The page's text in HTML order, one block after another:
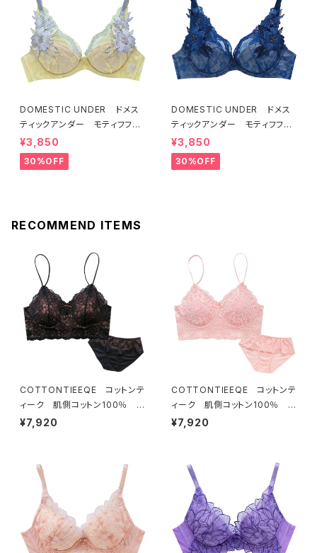
DOMESTIC UNDER ドメス
ティックアンダー モティフフル
ール ブラジャー（レモネード）
D2255 送料無料
¥3,850
30%OFF
DOMESTIC UNDER ドメス
ティックアンダー モティフフル
ール ブラジャー（ブルー）D22
55
¥3,850
30%OFF
RECOMMEND ITEMS
COTTONTIEEQE コットンテ
ィーク 肌側コットン100％ ソ
フトブラ ＆ ショーツセット（ブラ
¥7,920
COTTONTIEEQE コットンテ
ィーク 肌側コットン100％ ソ
フトブラ ＆ ショーツセット（ピー
¥7,920